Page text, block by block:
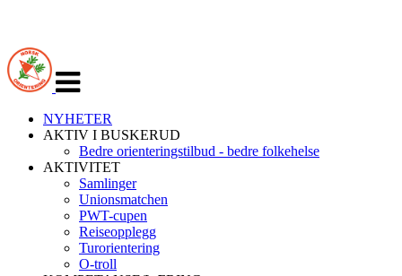
navigasjon
NYHETER
AKTIV I BUSKERUD
Bedre orienteringstilbud - bedre folkehelse
AKTIVITET
Samlinger
Unionsmatchen
PWT-cupen
Reiseopplegg
Turorientering
O-troll